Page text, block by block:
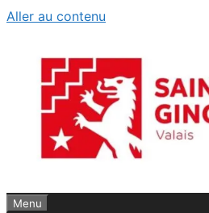
Aller au contenu
Menu